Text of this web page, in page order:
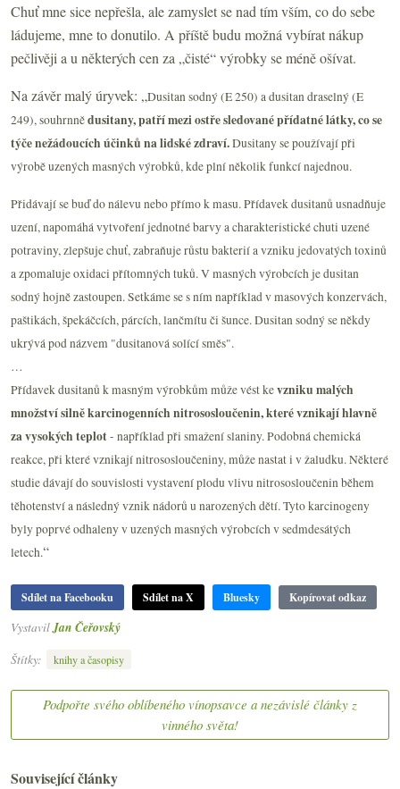
Chuť mne sice nepřešla, ale zamyslet se nad tím vším, co do sebe
ládujeme, mne to donutilo. A příště budu možná vybírat nákup
pečlivěji a u některých cen za „čisté“ výrobky se méně ošívat.
Na závěr malý úryvek: „Dusitan sodný (E 250) a dusitan draselný (E
249), souhrnnědusitany, patří mezi ostře sledované přídatné látky, co se
týče nežádoucích účinků na lidské zdraví.Dusitany se používají při
výrobě uzených masných výrobků, kde plní několik funkcí najednou.
Přidávají se buď do nálevu nebo přímo k masu. Přídavek dusitanů usnadňuje
uzení, napomáhá vytvoření jednotné barvy a charakteristické chuti uzené
potraviny, zlepšuje chuť, zabraňuje růstu bakterií a vzniku jedovatých toxinů
a zpomaluje oxidaci přítomných tuků. V masných výrobcích je dusitan
sodný hojně zastoupen. Setkáme se s ním například v masových konzervách,
paštikách, špekáčcích, párcích, lančmítu či šunce. Dusitan sodný se někdy
ukrývá pod názvem "dusitanová solící směs".
…
Přídavek dusitanů k masným výrobkům může vést kevzniku malých
množství silně karcinogenních nitrososloučenin, které vznikají hlavně
za vysokých teplot- například při smažení slaniny. Podobná chemická
reakce, při které vznikají nitrososloučeniny, může nastat i v žaludku. Některé
studie dávají do souvislosti vystavení plodu vlivu nitrososloučenin během
těhotenství a následný vznik nádorů u narozených dětí. Tyto karcinogeny
byly poprvé odhaleny v uzených masných výrobcích v sedmdesátých
letech.“
Sdílet na Facebooku Sdílet na X Bluesky Kopírovat odkaz
Vystavil Jan Čeřovský
Štítky:
knihy a časopisy
Podpořte svého oblíbeného vínopsavce a nezávislé články z
vinného světa!
Související články